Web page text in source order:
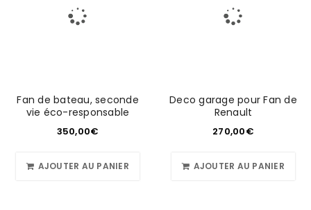
Fan de bateau, seconde
vie éco-responsable
350,00€
AJOUTER AU PANIER
Deco garage pour Fan de
Renault
270,00€
AJOUTER AU PANIER